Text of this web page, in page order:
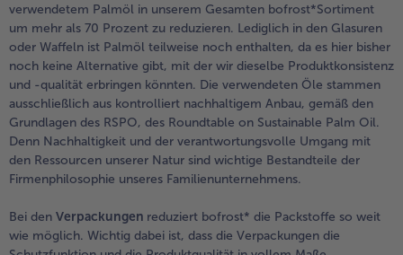
verwendetem Palmöl in unserem Gesamten bofrost*Sortiment
um mehr als 70 Prozent zu reduzieren. Lediglich in den Glasuren
oder Waffeln ist Palmöl teilweise noch enthalten, da es hier bisher
noch keine Alternative gibt, mit der wir dieselbe Produktkonsistenz
und -qualität erbringen könnten. Die verwendeten Öle stammen
ausschließlich aus kontrolliert nachhaltigem Anbau, gemäß den
Grundlagen des RSPO, des Roundtable on Sustainable Palm Oil.
Denn Nachhaltigkeit und der verantwortungsvolle Umgang mit
den Ressourcen unserer Natur sind wichtige Bestandteile der
Firmenphilosophie unseres Familienunternehmens.
Bei den Verpackungen reduziert bofrost* die Packstoffe so weit
wie möglich. Wichtig dabei ist, dass die Verpackungen die